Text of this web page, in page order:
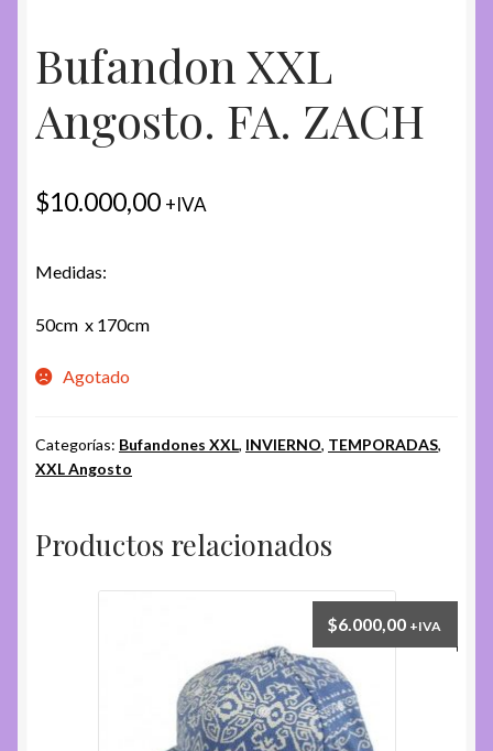
Bufandon XXL
Angosto. FA. ZACH
$10.000,00 +IVA
Medidas:
50cm x 170cm
Agotado
Categorías: Bufandones XXL, INVIERNO, TEMPORADAS,
XXL Angosto
Productos relacionados
$6.000,00 +IVA